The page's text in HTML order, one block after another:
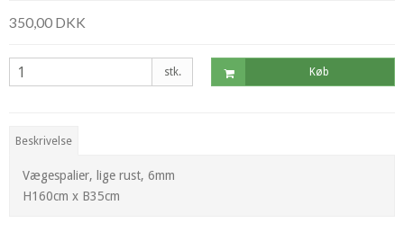
350,00 DKK
stk. Køb
Beskrivelse
Vægespalier, lige rust, 6mm
H160cm x B35cm